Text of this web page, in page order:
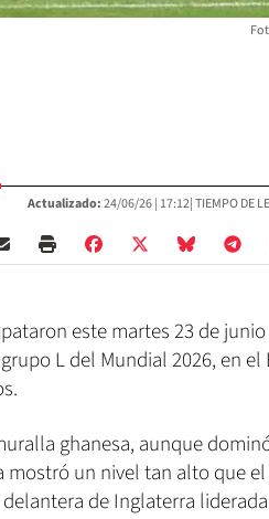
Actualizado:24/06/26 | 17:12| TIEMPO DE
este martes 23 de
L del Mundial 2026, en el
ghanesa, aunque
mostró un nivel tan alto que
de Inglaterra